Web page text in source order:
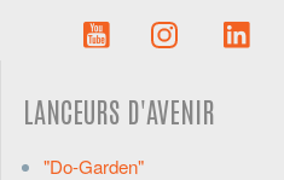
LANCEURS D'AVENIR
"Do-Garden"